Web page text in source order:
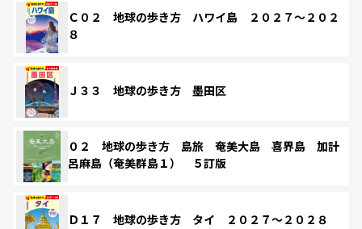
Ｃ０２ 地球の歩き方 ハワイ島 ２０２７～２０２
８
Ｊ３３ 地球の歩き方 墨田区
０２ 地球の歩き方 島旅 奄美大島 喜界島 加計
呂麻島（奄美群島１） ５訂版
Ｄ１７ 地球の歩き方 タイ ２０２７～２０２８